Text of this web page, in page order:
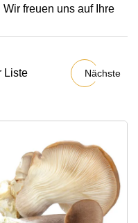
freuen uns auf Ihre
Liste Nächste